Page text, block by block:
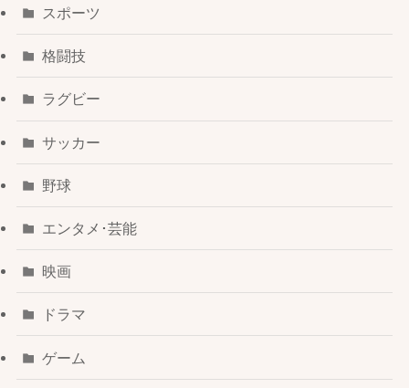
スポーツ
格闘技
ラグビー
サッカー
野球
エンタメ･芸能
映画
ドラマ
ゲーム